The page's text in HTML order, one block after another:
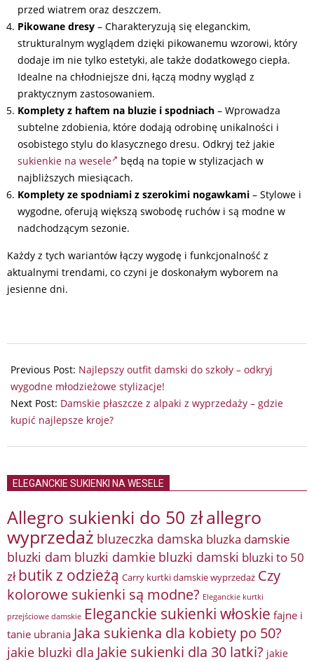
przed wiatrem oraz deszczem.
Pikowane dresy – Charakteryzują się eleganckim,
strukturalnym wyglądem dzięki pikowanemu wzorowi, który
dodaje im nie tylko estetyki, ale także dodatkowego ciepła.
Idealne na chłodniejsze dni, łączą modny wygląd z
praktycznym zastosowaniem.
Komplety z haftem na bluzie i spodniach – Wprowadza
subtelne zdobienia, które dodają odrobinę unikalności i
osobistego stylu do klasycznego dresu. Odkryj też jakie
sukienkie na wesele
będą na topie w stylizacjach w
najbliższych miesiącach.
Komplety ze spodniami z szerokimi nogawkami – Stylowe i
wygodne, oferują większą swobodę ruchów i są modne w
nadchodzącym sezonie.
Każdy z tych wariantów łączy wygodę i funkcjonalność z
aktualnymi trendami, co czyni je doskonałym wyborem na
jesienne dni.
09-
04
Previous Post: Najlepszy outfit damski do szkoły – odkryj
wygodne młodzieżowe stylizacje!
Next Post: Damskie płaszcze z alpaki z wyprzedaży – gdzie
kupić najlepsze kroje?
ELEGANCKIE SUKIENKI NA WESELE
Allegro sukienki do 50 złallegro
wyprzedaż bluzeczka damska bluzka damskie
bluzki dam bluzki damkie bluzki damski bluzki to 50
zł butik z odzieżą Carry kurtki damskie wyprzedaż Czy
kolorowe sukienki są modne? Eleganckie kurtki
przejściowe damskie Eleganckie sukienki włoskie fajne i
tanie ubrania Jaka sukienka dla kobiety po 50?
jakie bluzki dla Jakie sukienki dla 30 latki? jakie